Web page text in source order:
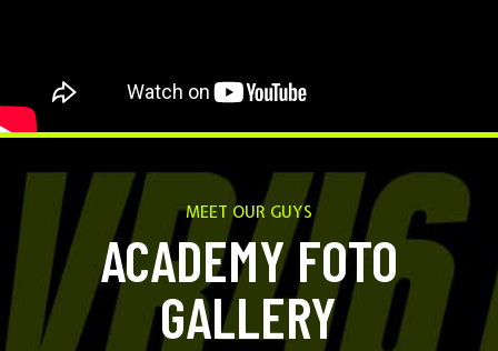
MEET OUR GUYS
ACADEMY FOTO
GALLERY